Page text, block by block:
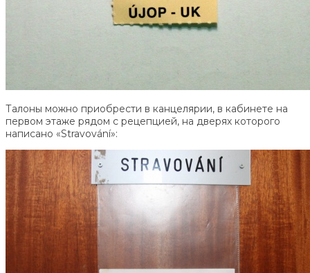
Талоны можно приобрести в канцелярии, в кабинете на
первом этаже рядом с рецепцией, на дверях которого
написано «Stravování»: